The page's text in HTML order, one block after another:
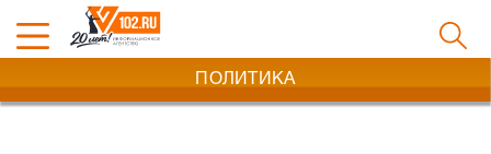
ПОЛИТИКА